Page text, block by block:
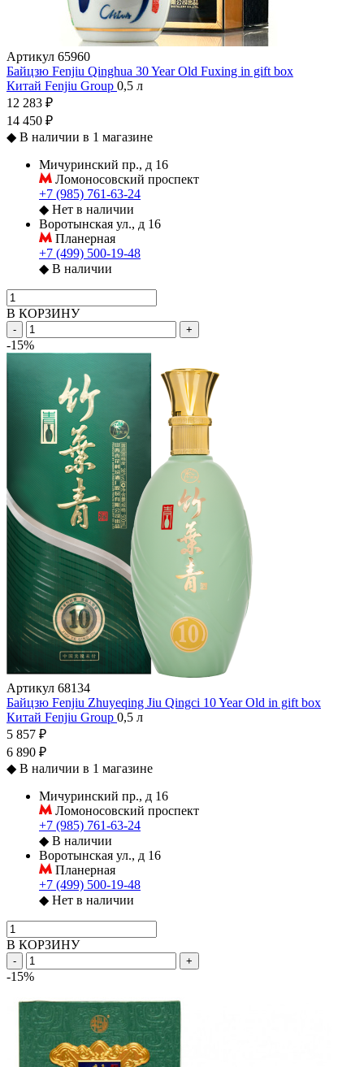
Артикул 65960
Байцзю Fenjiu Qinghua 30 Year Old Fuxing in gift box
Китай Fenjiu Group 0,5 л
12 283 ₽
14 450 ₽
◆ В наличии в 1 магазине
Мичуринский пр., д 16
Ломоносовский проспект
+7 (985) 761-63-24
◆ Нет в наличии
Воротынская ул., д 16
Планерная
+7 (499) 500-19-48
◆ В наличии
В КОРЗИНУ
- +
-15%
Артикул 68134
Байцзю Fenjiu Zhuyeqing Jiu Qingci 10 Year Old in gift box
Китай Fenjiu Group 0,5 л
5 857 ₽
6 890 ₽
◆ В наличии в 1 магазине
Мичуринский пр., д 16
Ломоносовский проспект
+7 (985) 761-63-24
◆ В наличии
Воротынская ул., д 16
Планерная
+7 (499) 500-19-48
◆ Нет в наличии
В КОРЗИНУ
- +
-15%